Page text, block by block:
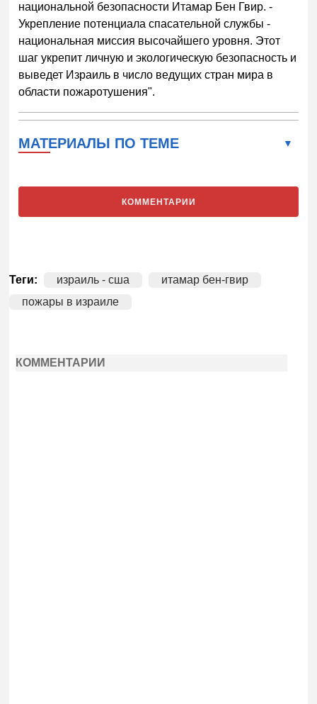
национальной безопасности Итамар Бен Гвир. -
Укрепление потенциала спасательной службы -
национальная миссия высочайшего уровня. Этот
шаг укрепит личную и экологическую безопасность и
выведет Израиль в число ведущих стран мира в
области пожаротушения".
МАТЕРИАЛЫ ПО ТЕМЕ
КОММЕНТАРИИ
Теги: израиль - сша
итамар бен-гвир
пожары в израиле
КОММЕНТАРИИ